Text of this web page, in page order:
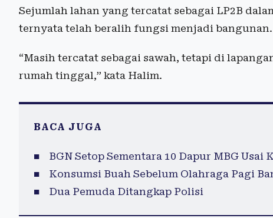
Sejumlah lahan yang tercatat sebagai LP2B
ternyata telah beralih fungsi menjadi bangunan.
“Masih tercatat sebagai sawah, tetapi di
rumah tinggal,” kata Halim.
BACA JUGA
BGN Setop Sementara 10 Dapur MBG Usai
Konsumsi Buah Sebelum Olahraga Pagi
Dua Pemuda Ditangkap Polisi